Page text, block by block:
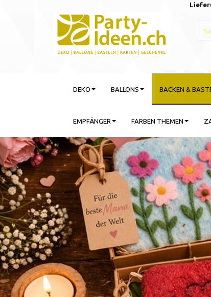
DEKO BALLONS BACKEN &
EMPFÄNGER FARBEN THEMEN